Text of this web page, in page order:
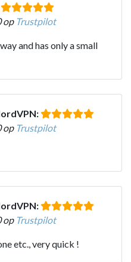
op Trustpilot
and has only a small
op Trustpilot
op Trustpilot
etc., very quick !